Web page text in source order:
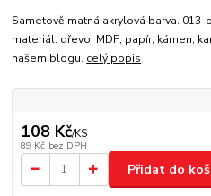
Sametově matná akrylová barva.
materiál: dřevo, MDF, papír, kámen,
našem blogu. celý popis
108 Kč/KS
89 Kč bez DPH
Přidat do